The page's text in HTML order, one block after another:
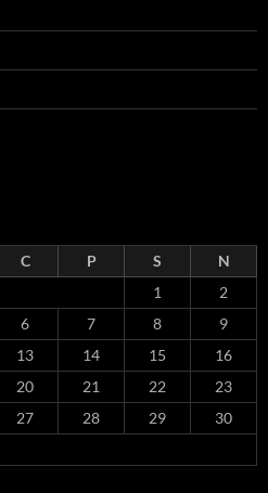
C P S
N
1
2
6 7 8
9
13 14 15
16
20 21 22
23
27 28 29
30